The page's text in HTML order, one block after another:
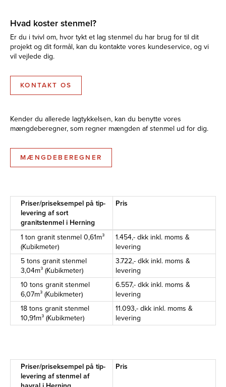
Hvad koster stenmel?
Er du i tvivl om, hvor tykt et lag stenmel du har brug for til dit
projekt og dit formål, kan du kontakte vores kundeservice, og vi
vil vejlede dig.
KONTAKT OS
Kender du allerede lagtykkelsen, kan du benytte vores
mængdeberegner, som regner mængden af stenmel ud for dig.
MÆNGDEBEREGNER
Priser/priseksempel på tip-
levering af sort
granitstenmel i Herning
Pris
1 ton granit stenmel 0,61m³
(Kubikmeter)
1.454,- dkk inkl. moms &
levering
5 tons granit stenmel
3,04m³ (Kubikmeter)
3.722,- dkk inkl. moms &
levering
10 tons granit stenmel
6,07m³ (Kubikmeter)
6.557,- dkk inkl. moms &
levering
18 tons granit stenmel
10,91m³ (Kubikmeter)
11.093,- dkk inkl. moms &
levering
Priser/priseksempel på tip-
levering af stenmel af
Pris